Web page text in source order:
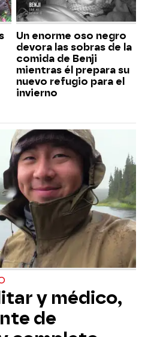
Un enorme oso negro
devora las sobras de la
comida de Benji
mientras él prepara su
nuevo refugio para el
invierno
y médico,
de